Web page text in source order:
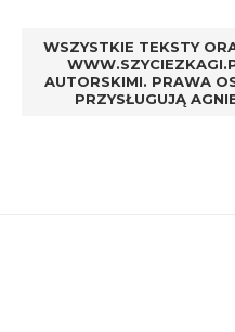
WSZYSTKIE TEKSTY
AUTORSKIMI. PRAWA
PRZYSŁUGUJĄ